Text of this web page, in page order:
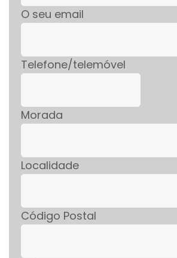
O seu email
Telefone/telemóvel
Morada
Localidade
Código Postal